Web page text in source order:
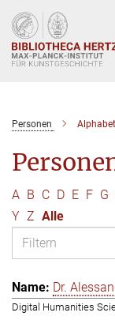
Hauptinhalt
Personen
A B C D E F G
Y Z Alle
Dr.
Digital Humanities